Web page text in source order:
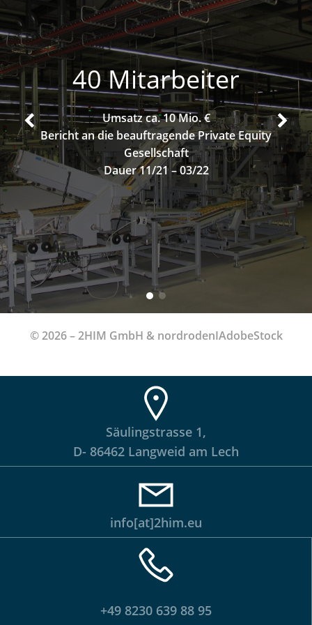
40 Mitarbeiter
Umsatz ca. 10 Mio. €
Bericht an die beauftragende Private Equity
Gesellschaft
Dauer 11/21 – 03/22
© 2026 – 2HIM GmbH & nordrodenIAdobeStock
Säulingstrasse 1,
D- 86462 Langweid am Lech
info[at]2him.eu
+49 8230 639 88 95